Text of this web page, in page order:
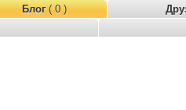
Блог( 0 )